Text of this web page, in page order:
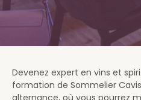
Devenez expert en vins et
formation de Sommelier